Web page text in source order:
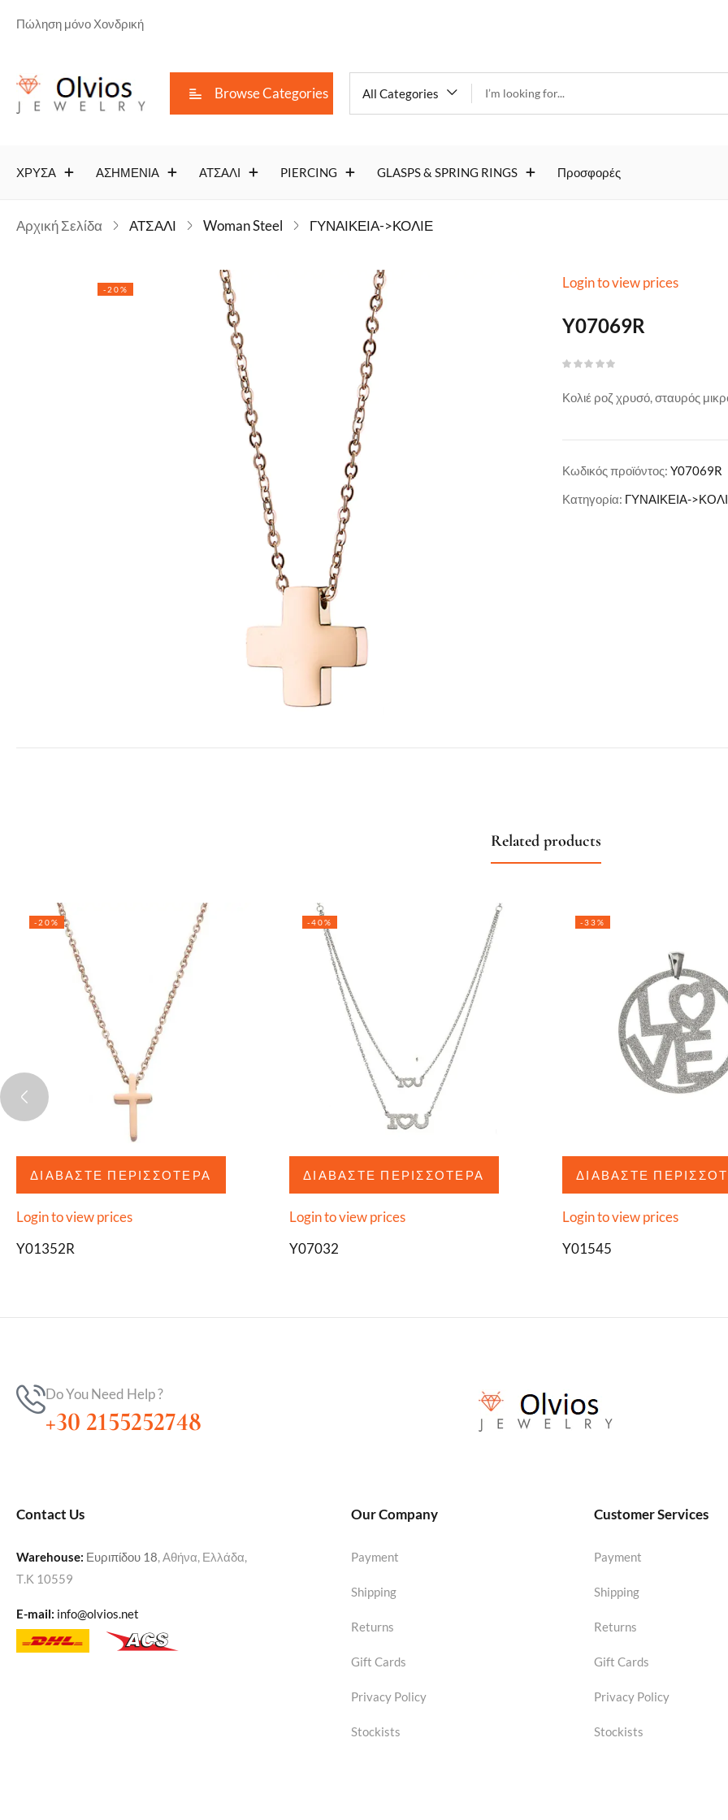
Πώληση μόνο Χονδρική
Browse Categories All Categories
ΧΡΥΣΑ ΑΣΗΜΕΝΙΑ ΑΤΣΑΛΙ PIERCING GLASPS & SPRING RINGS Προσφορές
Αρχική Σελίδα ΑΤΣΑΛΙ Woman Steel ΓΥΝΑΙΚΕΙΑ->ΚΟΛΙΕ
Y07069R
-20% Login to view prices
Y07069R
Κολιέ ροζ χρυσό, σταυρός
Κωδικός προϊόντος: Y07069R
Κατηγορία: ΓΥΝΑΙΚΕΙΑ-
Related products
-20%
ΔΙΑΒΆΣΤΕ ΠΕΡΙΣΣΌΤΕΡΑ
Login to view prices
Y01352R
-40%
ΔΙΑΒΆΣΤΕ ΠΕΡΙΣΣΌΤΕΡΑ
Login to view prices
Y07032
-33%
ΔΙΑΒΆΣΤΕ
Login to view prices
Y01545
Do You Need Help ?
+30 2155252748
Contact Us
Warehouse: Ευριπίδου 18, Αθήνα, Ελλάδα,
Τ.Κ 10559
E-mail: info@olvios.net
Our Company
Payment
Shipping
Returns
Gift Cards
Privacy Policy
Stockists
Customer Services
Payment
Shipping
Returns
Gift Cards
Privacy Policy
Stockists